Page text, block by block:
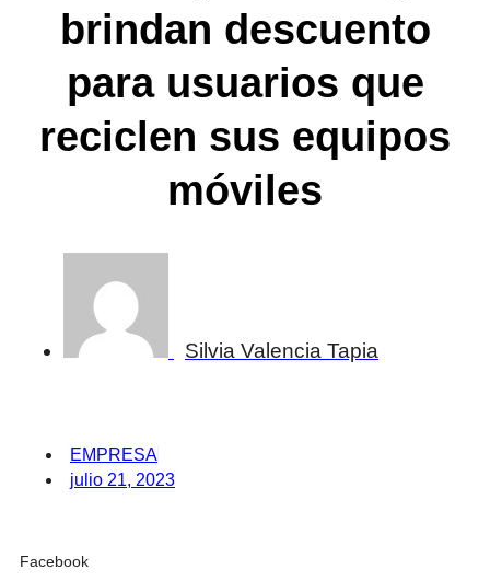
brindan descuento
para usuarios que
reciclen sus equipos
móviles
Silvia Valencia Tapia
EMPRESA
julio 21, 2023
Facebook